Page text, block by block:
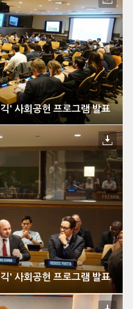
' 사회공헌 프로그램 발표
' 사회공헌 프로그램 발표